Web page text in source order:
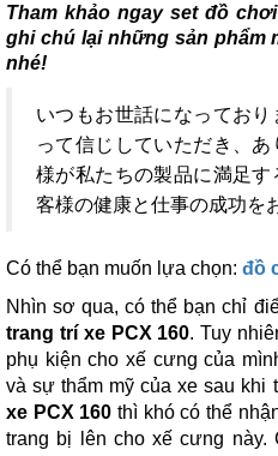
Tham khảo ngay set đồ
ghi chú lại những sản phẩm
nhé!
いつもお世話になってお
って信じしていただき、
様が私たちの製品に満足
客様の健康と仕事の成功を
Có thể bạn muốn lựa chọn: đồ
Nhìn sơ qua, có thể bạn chỉ
trang trí xe PCX 160. Tuy
phụ kiện cho xế cưng của
và sự thẩm mỹ của xe sau khi
xe PCX 160 thì khó có thể
trang bị lên cho xế cưng